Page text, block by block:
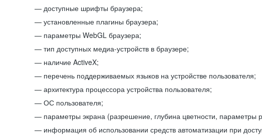
доступные шрифты браузера;
установленные плагины браузера;
параметры WebGL браузера;
тип доступных медиа-устройств в браузере;
наличие ActiveX;
перечень поддерживаемых языков на устройстве пользователя;
архитектура процессора устройства пользователя;
ОС пользователя;
параметры экрана (разрешение, глубина цветности,
информация об использовании средств автоматизации при